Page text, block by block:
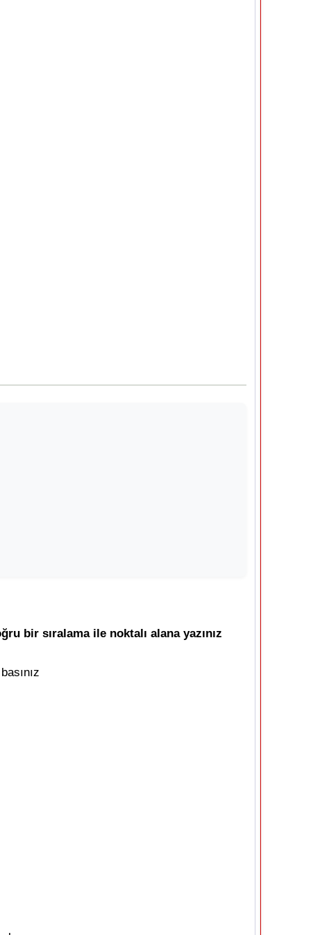
bir sıralama ile noktalı alana yazınız